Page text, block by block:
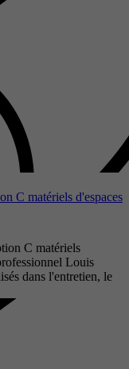
C matériels d'espaces
C matériels
Louis
dans l'entretien, le